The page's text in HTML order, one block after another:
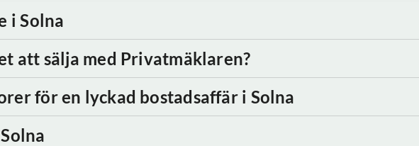
i Solna
att sälja med Privatmäklaren?
för en lyckad bostadsaffär i Solna